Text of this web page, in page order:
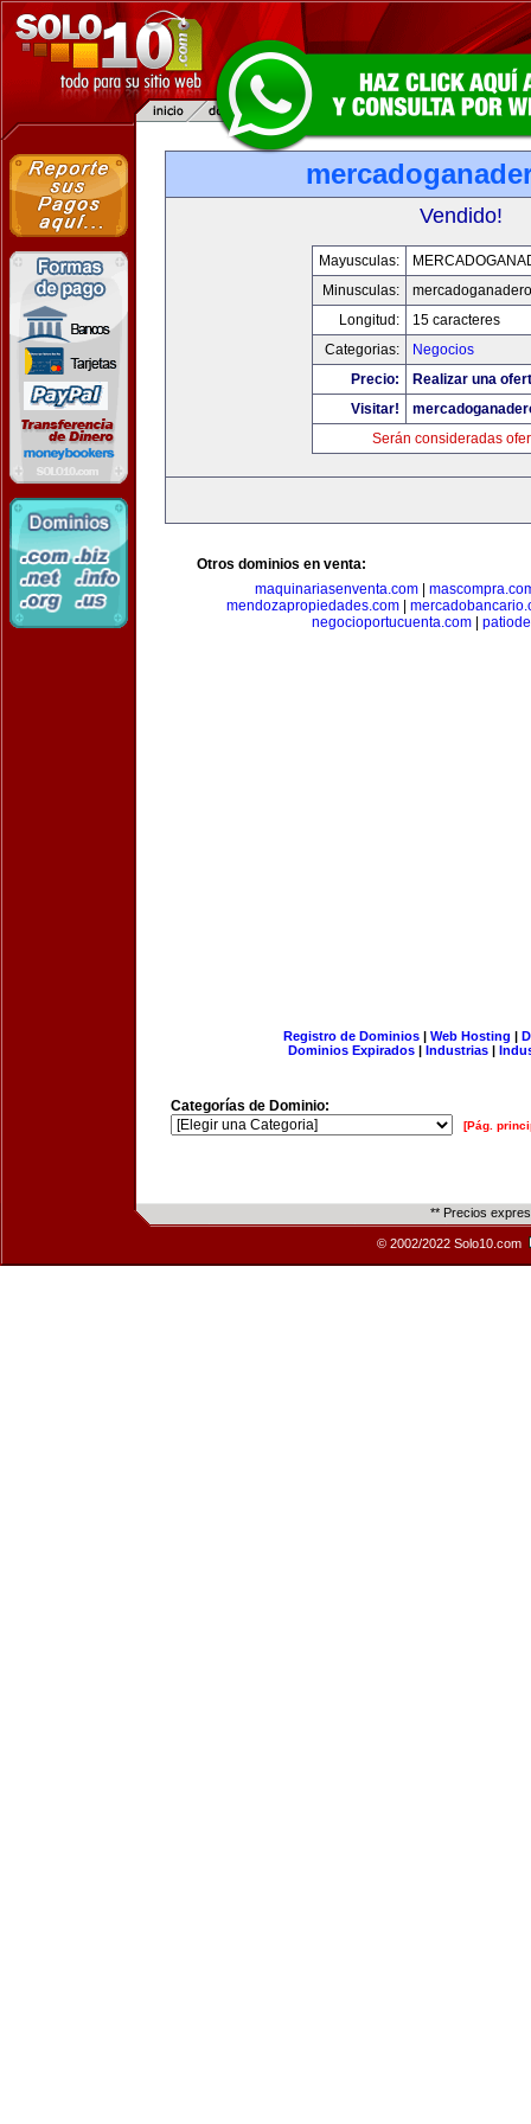
Vendido!
Mayusculas:
Minusculas:
Longitud:
15 caracteres
Categorias:
Negocios
Precio:
Realizar una
Visitar!
Serán consideradas
Otros dominios en venta:
maquinariasenventa.com|
mendozapropiedades.com
negocioportucuenta.com|
Registro de Dominios| Web Hosting |
Dominios Expirados | Industrias |
Categorías de Dominio:
[Pág.
** Precios
© 2002/2022 Solo10.com